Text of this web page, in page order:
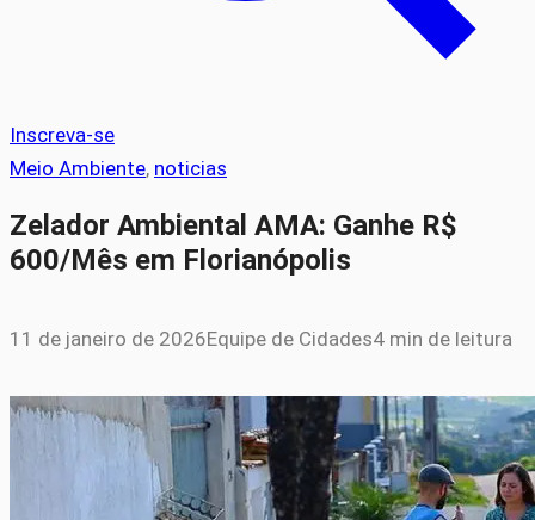
Inscreva-se
Meio Ambiente, noticias
Zelador Ambiental AMA: Ganhe R$
600/Mês em Florianópolis
11 de janeiro de 2026Equipe de Cidades4 min de leitura